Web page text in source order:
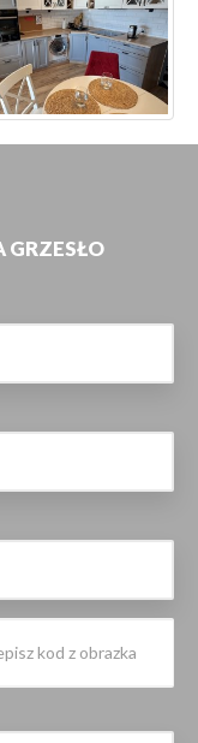
GRZESŁO